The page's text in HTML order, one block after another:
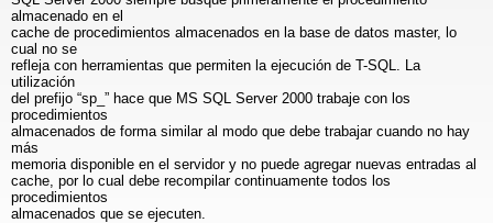
almacenado en el
cache de procedimientos almacenados en la base de datos master, lo
cual no se
refleja con herramientas que permiten la ejecución de T-SQL. La
utilización
del prefijo “sp_” hace que MS SQL Server 2000 trabaje con los
procedimientos
almacenados de forma similar al modo que debe trabajar cuando no hay
más
memoria disponible en el servidor y no puede agregar nuevas entradas al
cache, por lo cual debe recompilar continuamente todos los
procedimientos
almacenados que se ejecuten.